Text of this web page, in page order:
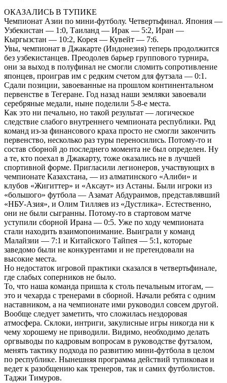
ОКАЗАЛИСЬ В ТУПИКЕ
Чемпионат Азии по мини-футболу. Четвертьфинал. Япония —
Узбекистан — 1:0, Таиланд — Ирак — 5:2, Иран —
Кыргызстан — 10:2, Корея — Кувейт — 7:6.
Увы, чемпионат в Джакарте (Индонезия) теперь продолжится
без узбекистанцев. Преодолев барьер группового турнира,
они за выход в полуфинал не смогли сломить сопротивление
японцев, проиграв им с редким счетом для футзала — 0:1.
Сдали позиции, завоеванные на прошлом континентальном
первенстве в Тегеране. Год назад наши земляки завоевали
серебряные медали, ныне поделили 5-8-е места.
Как это ни печально, но такой результат — логическое
следствие слабого внутреннего чемпионата республики. Ряд
команд из-за финансового краха просто не смогли закончить
первенство, несколько раз туры переносились. Потому-то и
состав сборной до последнего момента не был определен. Ну
а те, кто поехал в Джакарту, тоже оказались не в лучшей
спортивной форме. Пригласили легионеров, участвующих в
чемпионате Казахстана, — из алматинского «Алиби» и
клубов «Жигиттер» и «Аксаут» из Астаны. Были игроки из
«большого» футбола — Азамат Абдураимов, представлявший
«НБУ-Азия», и Олим Тилляев из «Дустлика». Естественно,
они не были сыгранны. Потому-то в стартовом матче
уступили сборной Ирана — 0:5. Уже по ходу чемпионата
стали находить взаимопонимание. Выиграли у команд
Малайзии — 7:1 и Китайского Тайпея — 5:1, которые
заведомо были не конкурентами и не претендовали на
высокие места.
Но недостаток игровой практики сказался в четвертьфинале,
где слабых соперников не было.
То, что наша команда пришла к столь печальным итогам, —
это и чехарда с тренерами в сборной. Начали ребята с одним
наставником, а на чемпионате ими руководил совсем другой.
Вообще следует заметить, что сложилась нездоровая
атмосфера. Склоки, интриги, закулисные игры никогда ни к
чему хорошему не приводили. Видимо, необходимо делать
оргвыводы по кадровым вопросам в руководстве футзалом,
менять тактику подхода по развитию мини-футбола в целом
по республике. Нынешняя программа действий тупиковая и
ведет к разобщению как тренеров, так и самих футболистов.
Таджи Тимуров.